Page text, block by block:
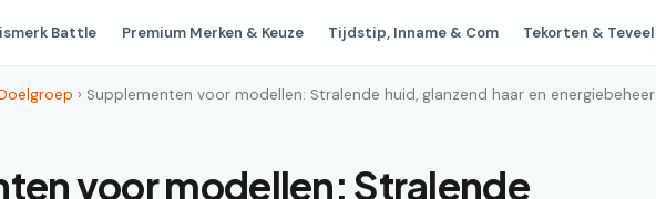
Battle Premium Merken & Keuze Tijdstip, Inname & Com Tekorten & Teveel
› Supplementen voor modellen: Stralende huid, glanzend haar en energiebeheer
voor modellen: Stralende